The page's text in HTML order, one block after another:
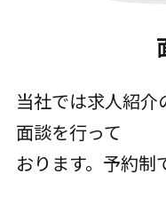
当社では求人紹介
面談を行って
おります。予約制